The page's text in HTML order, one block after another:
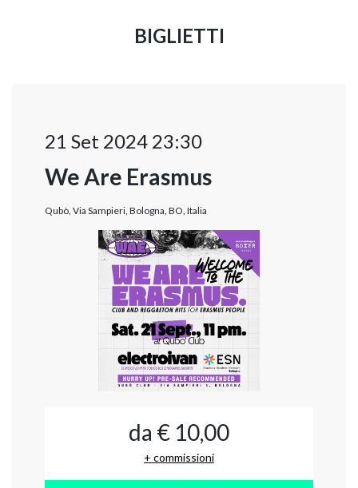
BIGLIETTI
21 Set 2024 23:30
We Are Erasmus
Qubò, Via Sampieri, Bologna, BO, Italia
da € 10,00
+ commissioni